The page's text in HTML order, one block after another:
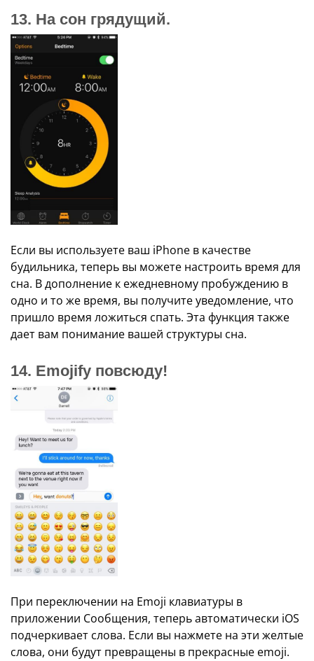
13. На сон грядущий.
Если вы используете ваш iPhone в качестве
будильника, теперь вы можете настроить время для
сна. В дополнение к ежедневному пробуждению в
одно и то же время, вы получите уведомление, что
пришло время ложиться спать. Эта функция также
дает вам понимание вашей структуры сна.
14. Emojify повсюду!
При переключении на Emoji клавиатуры в
приложении Сообщения, теперь автоматически iOS
подчеркивает слова. Если вы нажмете на эти желтые
слова, они будут превращены в прекрасные emoji.